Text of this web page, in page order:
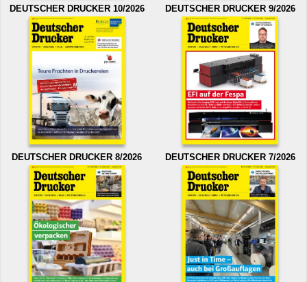
DEUTSCHER DRUCKER 10/2026 DEUTSCHER DRUCKER 9/2026
DEUTSCHER DRUCKER 8/2026 DEUTSCHER DRUCKER 7/2026